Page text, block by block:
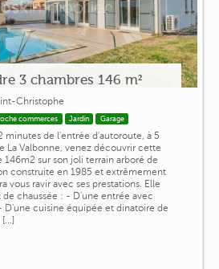
3 chambres 146 m²
Christophe
commerces Jardin Garage
minutes de l'entrée d'autoroute, à 5
La Valbonne, venez découvrir cette
146m2 sur son joli terrain arboré de
construite en 1985 et extrêmement
vous ravir avec ses prestations. Elle
de chaussée : - D'une entrée avec
D'une cuisine équipée et dinatoire de